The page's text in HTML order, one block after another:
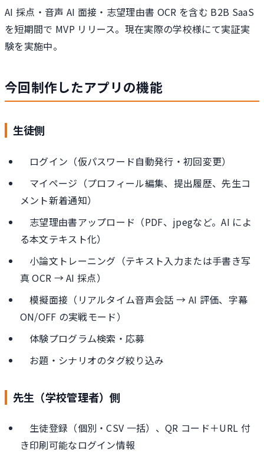
AI 採点・音声 AI 面接・志望理由書 OCR を含む B2B SaaS
を短期間で MVP リリース。現在実際の学校様にて実証実
験を実施中。
今回制作したアプリの機能
生徒側
ログイン（仮パスワード自動発行・初回変更）
マイページ（プロフィール編集、提出履歴、先生コ
メント新着通知）
志望理由書アップロード（PDF、jpegなど。AI によ
る本文テキスト化）
小論文トレーニング（テキスト入力または手書き写
真 OCR → AI 採点）
模擬面接（リアルタイム音声会話 → AI 評価、字幕
ON/OFF の実戦モード）
体験プログラム検索・応募
お題・シナリオのタグ絞り込み
先生（学校管理者）側
生徒登録（個別・CSV 一括）、QR コード＋URL 付
き印刷可能なログイン情報